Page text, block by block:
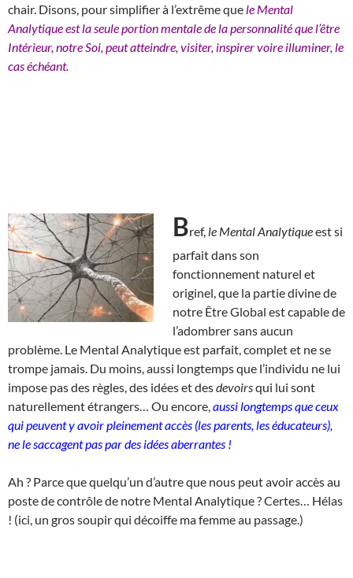
chair. Disons, pour simplifier à l’extrême que le Mental
Analytique est la seule portion mentale de la personnalité que l’être
Intérieur, notre Soi, peut atteindre, visiter, inspirer voire illuminer, le
cas échéant.
Bref, le Mental Analytiqueest si
parfait dans son
fonctionnement naturel et
originel, que la partie divine de
notre Être Global est capable de
l’adombrer sans aucun
problème. Le Mental Analytique est parfait, complet et ne se
trompe jamais. Du moins, aussi longtemps que l’individu ne lui
impose pas des règles, des idées et desdevoirsqui lui sont
naturellement étrangers… Ou encore, aussi longtemps que ceux
qui peuvent y avoir pleinement accès (les parents, les éducateurs),
ne le saccagent pas par des idées aberrantes !
Ah ? Parce que quelqu’un d’autre que nous peut avoir accès au
poste de contrôle de notre Mental Analytique ? Certes… Hélas
! (ici, un gros soupir qui décoiffe ma femme au passage.)